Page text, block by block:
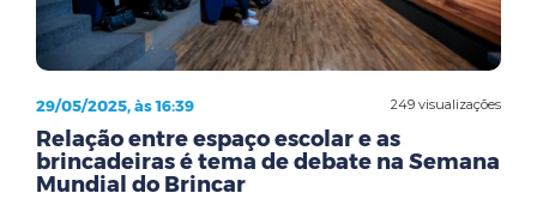
249 visualizações
29/05/2025, às 16:39
Relação entre espaço escolar e as
brincadeiras é tema de debate na Semana
Mundial do Brincar